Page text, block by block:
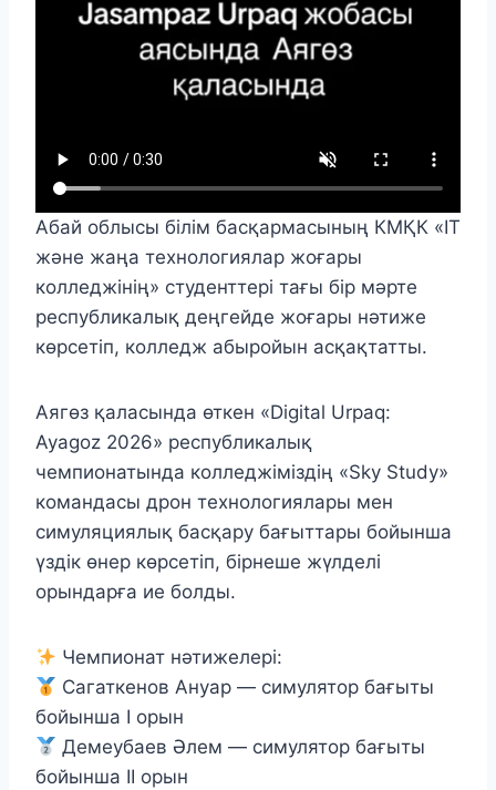
Абай облысы білім басқармасының КМҚК «IT
және жаңа технологиялар жоғары
колледжінің» студенттері тағы бір мәрте
республикалық деңгейде жоғары нәтиже
көрсетіп, колледж абыройын асқақтатты.
Аягөз қаласында өткен «Digital Urpaq:
Ayagoz 2026» республикалық
чемпионатында колледжіміздің «Sky Study»
командасы дрон технологиялары мен
симуляциялық басқару бағыттары бойынша
үздік өнер көрсетіп, бірнеше жүлделі
орындарға ие болды.
Чемпионат нәтижелері:
Сагаткенов Ануар — симулятор бағыты
бойынша І орын
Демеубаев Әлем — симулятор бағыты
бойынша ІІ орын